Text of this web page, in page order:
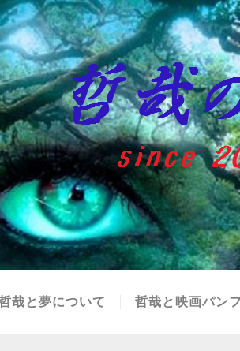
哉と夢について 哲哉と映画パン